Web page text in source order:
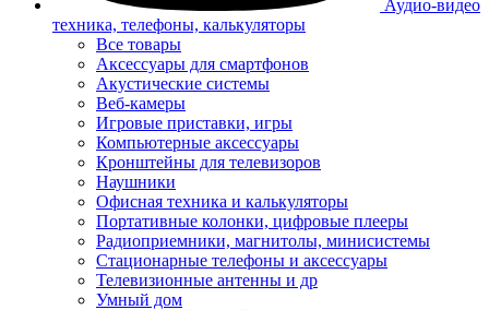
Аудио-видео
техника, телефоны, калькуляторы
Все товары
Аксессуары для смартфонов
Акустические системы
Веб-камеры
Игровые приставки, игры
Компьютерные аксессуары
Кронштейны для телевизоров
Наушники
Офисная техника и калькуляторы
Портативные колонки, цифровые плееры
Радиоприемники, магнитолы, минисистемы
Стационарные телефоны и аксессуары
Телевизионные антенны и др
Умный дом